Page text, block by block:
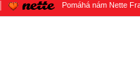
Pomáhá nám Nette